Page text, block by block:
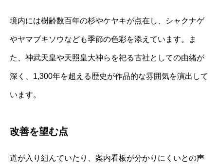
境内には樹齢数百年の杉やケヤキが点在し、シャクナゲ
やヤマブキソウなども季節の色彩を添えています。ま
た、神武天皇や天照皇大神らを祀る古社としての由緒が
深く、1,300年を超える歴史が作品的な雰囲気を演出して
います。
改善を望む点
道が入り組んでいたり、案内看板が分かりにくいとの声